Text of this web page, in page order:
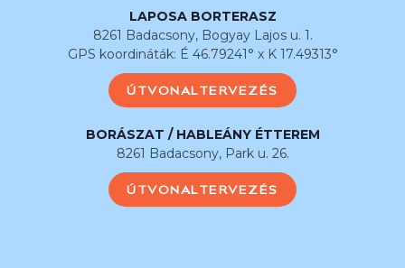
LAPOSA BORTERASZ
8261 Badacsony, Bogyay Lajos u. 1.
GPS koordináták: É 46.79241° x K 17.49313°
ÚTVONALTERVEZÉS
BORÁSZAT / HABLEÁNY ÉTTEREM
8261 Badacsony, Park u. 26.
ÚTVONALTERVEZÉS